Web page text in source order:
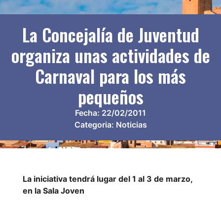
La Concejalía de Juventud
organiza unas actividades de
Carnaval para los más
pequeños
Fecha: 22/02/2011
Categoria: Noticias
La iniciativa tendrá lugar del 1 al 3 de marzo,
en la Sala Joven